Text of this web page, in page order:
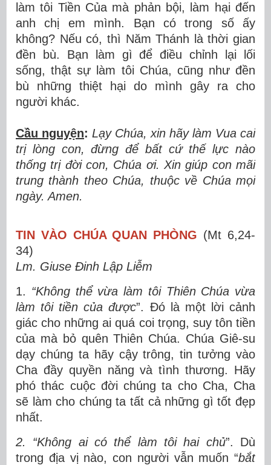
làm tôi Tiền Của mà phản bội, làm hại đến
anh chị em mình. Bạn có trong số ấy
không? Nếu có, thì Năm Thánh là thời gian
đền bù. Bạn làm gì để điều chỉnh lại lối
sống, thật sự làm tôi Chúa, cũng như đền
bù những thiệt hại do mình gây ra cho
người khác.
Cầu nguyện: Lạy Chúa, xin hãy làm Vua cai
trị lòng con, đừng để bất cứ thế lực nào
thống trị đời con, Chúa ơi. Xin giúp con mãi
trung thành theo Chúa, thuộc về Chúa mọi
ngày. Amen.
TIN VÀO CHÚA QUAN PHÒNG (Mt 6,24-
34)
Lm. Giuse Đinh Lập Liễm
1. “Không thể vừa làm tôi Thiên Chúa vừa
làm tôi tiền của được”. Đó là một lời cảnh
giác cho những ai quá coi trọng, suy tôn tiền
của mà bỏ quên Thiên Chúa. Chúa Giê-su
dạy chúng ta hãy cậy trông, tin tưởng vào
Cha đầy quyền năng và tình thương. Hãy
phó thác cuộc đời chúng ta cho Cha, Cha
sẽ làm cho chúng ta tất cả những gì tốt đẹp
nhất.
2. “Không ai có thể làm tôi hai chủ”. Dù
trong địa vị nào, con người vẫn muốn “bắt